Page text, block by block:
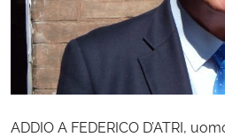
ADDIO A FEDERICO D’ATRI,